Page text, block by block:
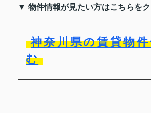
▼ 物件情報が見たい方はこちらを
神奈川県の賃貸物
む